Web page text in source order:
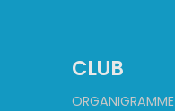
CLUB
ORGANIGRAMME